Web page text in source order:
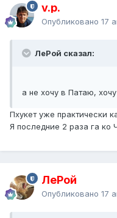
v.p.
Опубликовано 17
ЛеРой сказал:
а не хочу в Патаю,
Пхукет уже практически
Я последние 2 раза га ко
ЛеРой
Опубликовано 17